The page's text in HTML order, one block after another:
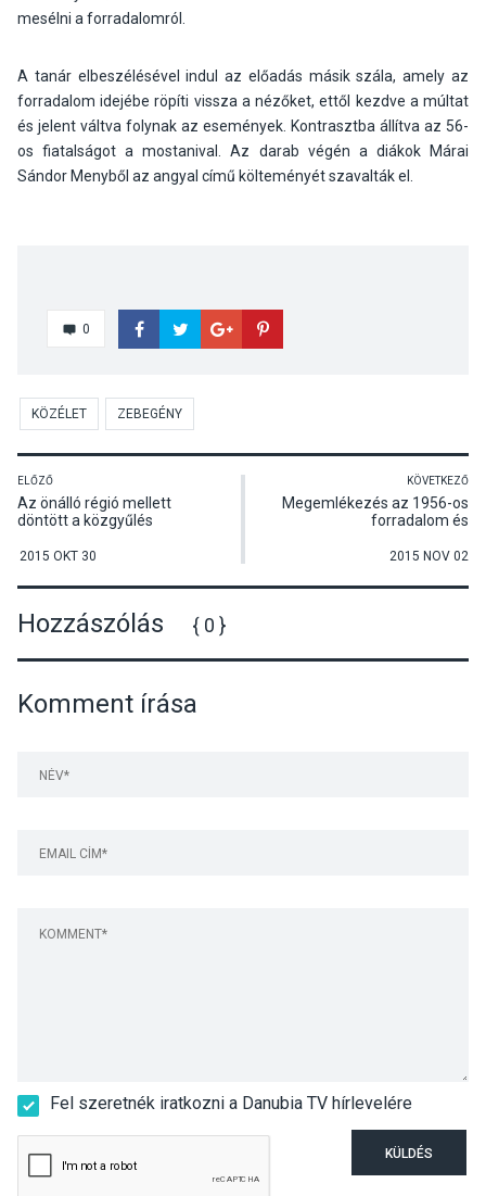
mesélni a forradalomról.
A tanár elbeszélésével indul az előadás másik szála, amely az
forradalom idejébe röpíti vissza a nézőket, ettől kezdve a múltat
és jelent váltva folynak az események. Kontrasztba állítva az 56-
os fiatalságot a mostanival. Az darab végén a diákok Márai
Sándor Menyből az angyal című költeményét szavalták el.
0
KÖZÉLET ZEBEGÉNY
ELŐZŐ
Az önálló régió mellett
döntött a közgyűlés
2015 OKT 30
KÖVETKEZŐ
Megemlékezés az 1956-os
forradalom és
Kisorosziban
2015 NOV 02
Hozzászólás { 0 }
Komment írása
Fel szeretnék iratkozni a Danubia TV hírlevelére
KÜLDÉS